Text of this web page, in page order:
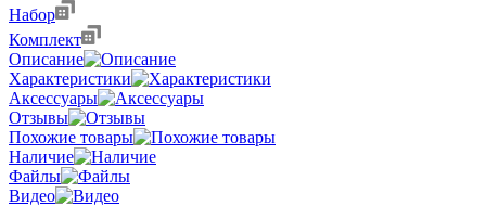
Набор
Комплект
Описание
Характеристики
Аксессуары
Отзывы
Похожие товары
Наличие
Файлы
Видео